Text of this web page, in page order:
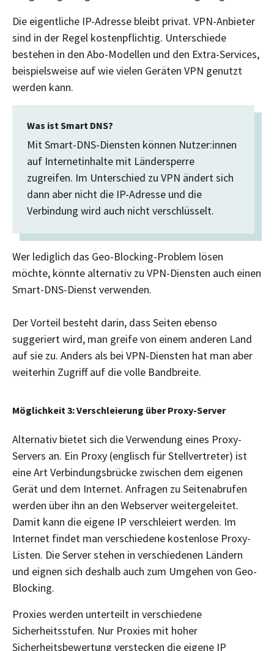
Die eigentliche IP-Adresse bleibt privat. VPN-Anbieter
sind in der Regel kostenpflichtig. Unterschiede
bestehen in den Abo-Modellen und den Extra-Services,
beispielsweise auf wie vielen Geräten VPN genutzt
werden kann.
Was ist Smart DNS?
Mit Smart-DNS-Diensten können Nutzer:innen
auf Internetinhalte mit Ländersperre
zugreifen. Im Unterschied zu VPN ändert sich
dann aber nicht die IP-Adresse und die
Verbindung wird auch nicht verschlüsselt.
Wer lediglich das Geo-Blocking-Problem lösen
möchte, könnte alternativ zu VPN-Diensten auch einen
Smart-DNS-Dienst verwenden.
Der Vorteil besteht darin, dass Seiten ebenso
suggeriert wird, man greife von einem anderen Land
auf sie zu. Anders als bei VPN-Diensten hat man aber
weiterhin Zugriff auf die volle Bandbreite.
Möglichkeit 3: Verschleierung über Proxy-Server
Alternativ bietet sich die Verwendung eines Proxy-
Servers an. Ein Proxy (englisch für Stellvertreter) ist
eine Art Verbindungsbrücke zwischen dem eigenen
Gerät und dem Internet. Anfragen zu Seitenabrufen
werden über ihn an den Webserver weitergeleitet.
Damit kann die eigene IP verschleiert werden. Im
Internet findet man verschiedene kostenlose Proxy-
Listen. Die Server stehen in verschiedenen Ländern
und eignen sich deshalb auch zum Umgehen von Geo-
Blocking.
Proxies werden unterteilt in verschiedene
Sicherheitsstufen. Nur Proxies mit hoher
Sicherheitsbewertung verstecken die eigene IP